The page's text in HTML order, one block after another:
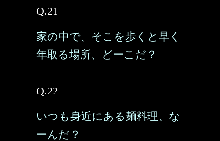
Q.21
家の中で、そこを歩くと早く
年取る場所、どーこだ？
Q.22
いつも身近にある麺料理、な
ーんだ？